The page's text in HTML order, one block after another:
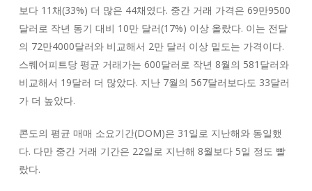
보다 11채(33%) 더 많은 44채였다. 중간 거래 가격은 69만9500
달러로 작년 동기 대비 10만 달러(17%) 이상 올랐다. 이는 전달
의 72만4000달러와 비교해서 2만 달러 이상 밑도는 가격이다.
스퀘어피트당 평균 거래가는 600달러로 작년 8월의 581달러와
비교해서 19달러 더 많았다. 지난 7월의 567달러보다도 33달러
가 더 높았다.
콘도의 평균 매매 소요기간(DOM)은 31일로 지난해와 동일했
다. 다만 중간 거래 기간은 22일로 지난해 8월보다 5일 정도 빨
랐다.